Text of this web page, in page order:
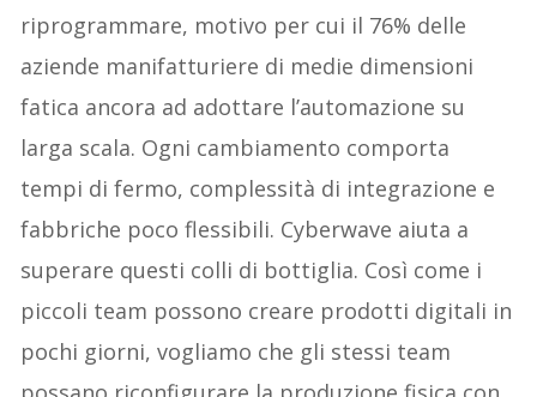
riprogrammare, motivo per cui il 76% delle
aziende manifatturiere di medie dimensioni
fatica ancora ad adottare l’automazione su
larga scala. Ogni cambiamento comporta
tempi di fermo, complessità di integrazione e
fabbriche poco flessibili. Cyberwave aiuta a
superare questi colli di bottiglia. Così come i
piccoli team possono creare prodotti digitali in
pochi giorni, vogliamo che gli stessi team